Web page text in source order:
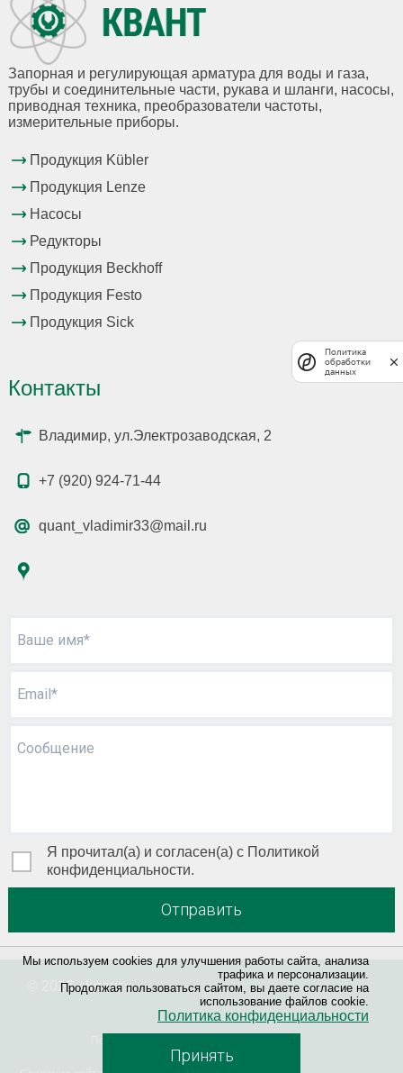
Мы используем cookies для улучшения работы сайта, анализа
трафика и персонализации.
Продолжая пользоваться сайтом, вы даете согласие на
использование файлов cookie.
Политика конфиденциальности
Принять
Запорная и регулирующая арматура для воды и газа,
трубы и соединительные части, рукава и шланги, насосы,
приводная техника, преобразователи частоты,
измерительные приборы.
Продукция Kübler
Продукция Lenze
Насосы
Редукторы
Продукция Beckhoff
Продукция Festo
Продукция Sick
Контакты
Владимир, ул.Электрозаводская, 2
+7 (920) 924-71-44
quant_vladimir33@mail.ru
Ваше имя*
Email*
Сообщение
Я прочитал(а) и согласен(а) с Политикой
конфиденциальности.
Отправить
© 2026 «Квант »
Политика
обработки
данных